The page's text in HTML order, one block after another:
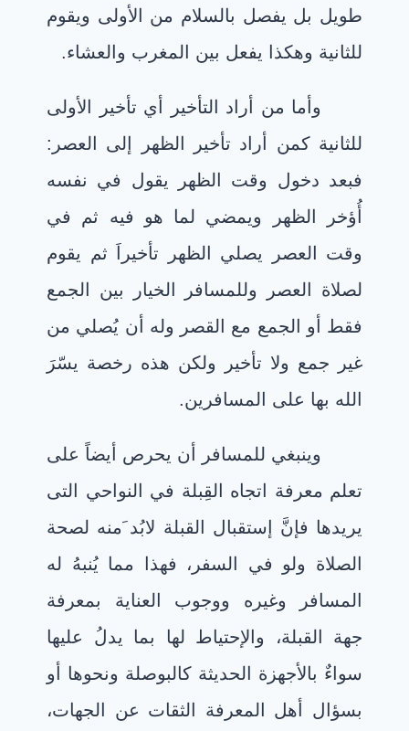
طويل بل يفصل بالسلام من الأولى ويقوم
للثانية وهكذا يفعل بين المغرب والعشاء.
وأما من أراد التأخير أي تأخير الأولى
للثانية كمن أراد تأخير الظهر إلى العصر:
فبعد دخول وقت الظهر يقول في نفسه
أُؤخر الظهر ويمضي لما هو فيه ثم في
وقت العصر يصلي الظهر تأخيراَ ثم يقوم
لصلاة العصر وللمسافر الخيار بين الجمع
فقط أو الجمع مع القصر وله أن يُصلي من
غير جمع ولا تأخير ولكن هذه رخصة يسّرَ
الله بها على المسافرين.
وينبغي للمسافر أن يحرص أيضاً على
تعلم معرفة اتجاه القِبلة في النواحي التى
يريدها فإنَّ إستقبال القبلة لابُد َمنه لصحة
الصلاة ولو في السفر، فهذا مما يُنبهُ له
المسافر وغيره ووجوب العناية بمعرفة
جهة القبلة، والإحتياط لها بما يدلُ عليها
سواءٌ بالأجهزة الحديثة كالبوصلة ونحوها أو
بسؤال أهل المعرفة الثقات عن الجهات،